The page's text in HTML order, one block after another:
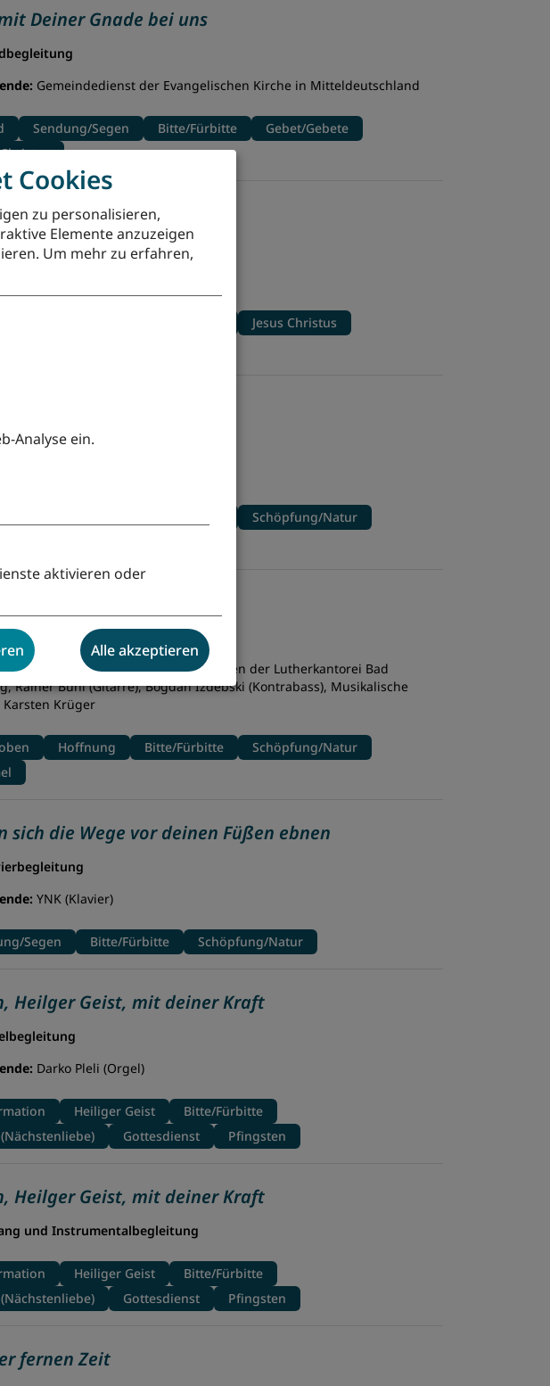
Deiner Gnade bei uns
Gemeindedienst der Evangelischen Kirche in Mitteldeutschland
Sendung/Segen Bitte/Fürbitte
Gebet/Gebete
hier und wachet mit mir
Jesus Christus
Schöpfung/Natur
und Instrumentalbegleitung
Projektchor mit allen Generationen der Lutherkantorei Bad
Rainer Buhl (Gitarre), Bogdan Izdebski (Kontrabass), Musikalische
Karsten Krüger
Hoffnung Bitte/Fürbitte
Schöpfung/Natur
sich die Wege vor deinen Füßen ebnen
YNK (Klavier)
Segen Bitte/Fürbitte Schöpfung/Natur
Heilger Geist, mit deiner Kraft
Darko Pleli (Orgel)
Heiliger Geist
Bitte/Fürbitte
Gottesdienst Pfingsten
Heilger Geist, mit deiner Kraft
und Instrumentalbegleitung
Heiliger Geist
Bitte/Fürbitte
Gottesdienst Pfingsten
fernen Zeit
Cookies
zu personalisieren,
Elemente anzuzeigen
Um mehr zu erfahren,
Analyse ein.
aktivieren oder
Alle akzeptieren